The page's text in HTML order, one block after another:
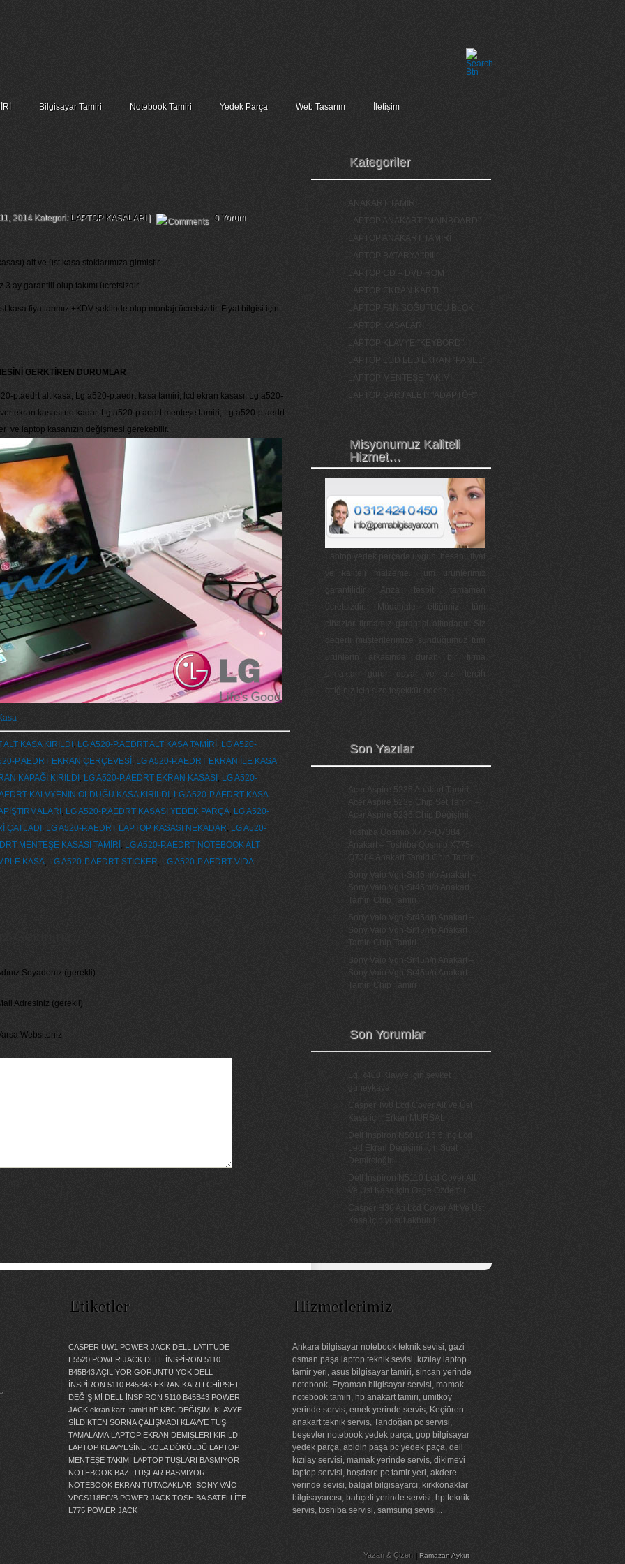
Bilgisayar Tamiri Notebook Tamiri Yedek Parça Web Tasarım İletişim
2014 Kategori: LAPTOP KASALARI| 0 Yorum
alt ve üst kasa stoklarımıza girmiştir.
ay garantili olup takımı ücretsizdir.
kasa fiyatlarımız +KDV şeklinde olup montajı ücretsizdir. Fiyat bilgisi için
GERKTİREN DURUMLAR
p.aedrt alt kasa, Lg a520-p.aedrt kasa tamiri, lcd ekran kasası, Lg a520-
ekran kasası ne kadar, Lg a520-p.aedrt menteşe tamiri, Lg a520-p.aedrt
ve laptop kasanızın değişmesi gerekebilir.
KASA KIRILDI , LG A520-P.AEDRT ALT KASA TAMİRİ , LG A520-
P.AEDRT EKRAN ÇERÇEVESİ , LG A520-P.AEDRT EKRAN İLE KASA
KAPAĞI KIRILDI , LG A520-P.AEDRT EKRAN KASASI , LG A520-
KALVYENİN OLDUĞU KASA KIRILDI , LG A520-P.AEDRT KASA
, LG A520-P.AEDRT KASASI YEDEK PARÇA, LG A520-
ÇATLADI , LG A520-P.AEDRT LAPTOP KASASI NEKADAR, LG A520-
MENTEŞE KASASI TAMİRİ , LG A520-P.AEDRT NOTEBOOK ALT
KASA, LG A520-P.AEDRT STİCKER, LG A520-P.AEDRT VİDA
Soyadonız (gerekli)
Adresiniz (gerekli)
Websiteniz
Kategoriler
ANAKART TAMİRİ
LAPTOP ANAKART "MAİNBOARD"
LAPTOP ANAKART TAMİRİ
LAPTOP BATARYA "PİL"
LAPTOP CD – DVD ROM
LAPTOP EKRAN KARTI
LAPTOP FAN SOĞUTUCU BLOK
LAPTOP KASALARI
LAPTOP KLAVYE "KEYBORD"
LAPTOP LCD LED EKRAN "PANEL"
LAPTOP MENTEŞE TAKIMI
LAPTOP ŞARJ ALETİ "ADAPTÖR"
Misyonumuz Kaliteli
Hizmet…
Laptop yedek parçada uygun, hesaplı fiyat
ve kaliteli malzeme. Tüm ürünlerimiz
garantilidir. Arıza tespiti tamamen
ücretsizdir. Müdahale ettiğimiz tüm
cihazlar firmamız garantisi altındadır. Siz
değerli müşterilerimize sunduğumuz tüm
ürünlerin arkasında duran bir firma
olmaktan gurur duyar ve bizi tercih
ettiğiniz için size teşekkür ederiz...
Son Yazılar
Acer Aspire 5235 Anakart Tamiri –
Acer Aspire 5235 Chip Set Tamiri –
Acer Aspire 5235 Chip Değişimi
Toshiba Qosmio X775-Q7384
Anakart – Toshiba Qosmio X775-
Q7384 Anakart Tamiri Chip Tamiri
Sony Vaio Vgn-Sr45m/b Anakart –
Sony Vaio Vgn-Sr45m/b Anakart
Tamiri Chip Tamiri
Sony Vaio Vgn-Sr45h/p Anakart –
Sony Vaio Vgn-Sr45h/p Anakart
Tamiri Chip Tamiri
Sony Vaio Vgn-Sr45h/n Anakart –
Sony Vaio Vgn-Sr45h/n Anakart
Tamiri Chip Tamiri
Son Yorumlar
Lg R400 Klavye
şevket
güneykaya
Casper Tw8 Lcd Cover Alt Ve Üst
Kasa
için Erkan MURSAL
Dell Inspiron N5010 15.6 İnç Lcd
Led Ekran Değişimi
için Suat
Demircioğlu
Dell İnspiron N5110 Lcd Cover Alt
Ve Üst Kasa
için Özge Özdemir
Casper H36 Ati Lcd Cover Alt Ve Üst
Kasa
için yusuf akbulut
Etiketler
CASPER UW1 POWER JACK DELL LATİTUDE
E5520 POWER JACK DELL İNSPİRON 5110
B45B43 AÇILIYOR GÖRÜNTÜ YOK DELL
İNSPİRON 5110 B45B43 EKRAN KARTI CHİPSET
DEĞİŞİMİ DELL İNSPİRON 5110 B45B43 POWER
JACK ekran kartı tamiri hP KBC DEĞİŞİMİ KLAVYE
SİLDİKTEN SORNA ÇALIŞMADI KLAVYE TUŞ
TAMALAMA LAPTOP EKRAN DEMİŞLERİ KIRILDI
LAPTOP KLAVYESİNE KOLA DÖKÜLDÜ LAPTOP
MENTEŞE TAKIMI LAPTOP TUŞLARI BASMIYOR
NOTEBOOK BAZI TUŞLAR BASMIYOR
NOTEBOOK EKRAN TUTACAKLARI SONY VAİO
VPCS118EC/B POWER JACK TOSHİBA SATELLİTE
L775 POWER JACK
Hizmetlerimiz
Ankara bilgisayar notebook teknik sevisi, gazi
osman paşa laptop teknik sevisi, kızılay laptop
tamir yeri, asus bilgisayar tamiri, sincan yerinde
notebook, Eryaman bilgisayar servisi, mamak
notebook tamiri, hp anakart tamiri, ümitköy
yerinde servis, emek yerinde servis, Keçiören
anakart teknik servis, Tandoğan pc servisi,
beşevler notebook yedek parça, gop bilgisayar
yedek parça, abidin paşa pc yedek paça, dell
kızılay servisi, mamak yerinde servis, dikimevi
laptop servisi, hoşdere pc tamir yeri, akdere
yerinde sevisi, balgat bilgisayarcı, kırkkonaklar
bilgisayarcısı, bahçeli yerinde servisi, hp teknik
servis, toshiba servisi, samsung sevisi...
Yazan & Çizen | Ramazan Aykut